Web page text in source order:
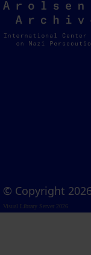
Arolsen
Archives
© Copyright
Visual Library Server 2026